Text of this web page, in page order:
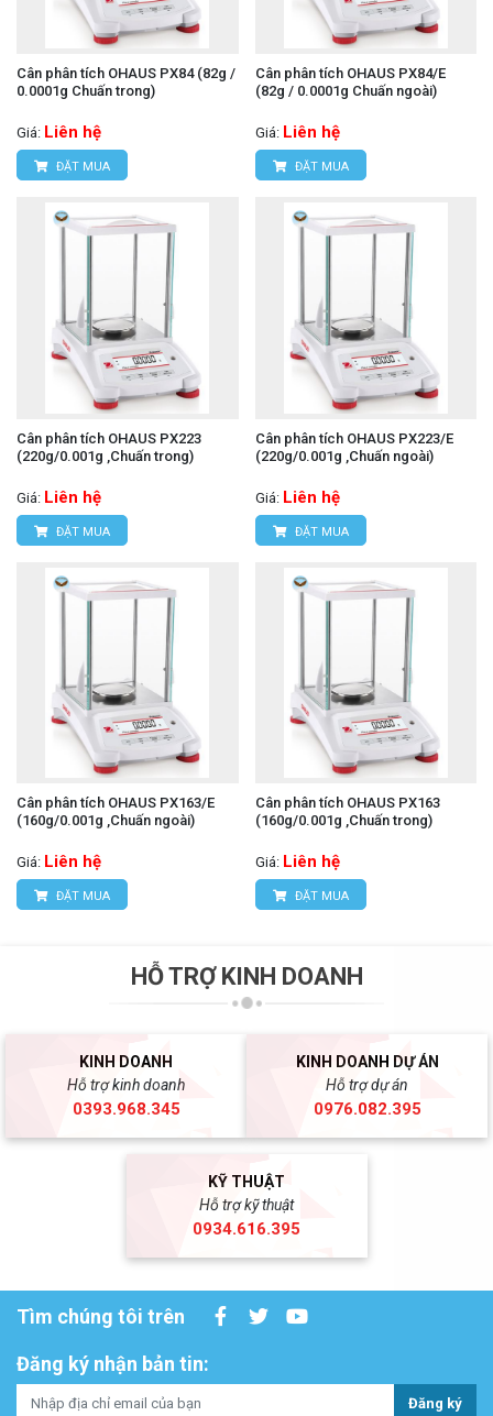
Cân phân tích OHAUS PX84 (82g /
0.0001g Chuấn trong)
Giá: Liên hệ
ĐẶT MUA
Cân phân tích OHAUS PX84/E
(82g / 0.0001g Chuấn ngoài)
Giá: Liên hệ
ĐẶT MUA
Cân phân tích OHAUS PX223
(220g/0.001g ,Chuấn trong)
Giá: Liên hệ
ĐẶT MUA
Cân phân tích OHAUS PX223/E
(220g/0.001g ,Chuấn ngoài)
Giá: Liên hệ
ĐẶT MUA
Cân phân tích OHAUS PX163/E
(160g/0.001g ,Chuấn ngoài)
Giá: Liên hệ
ĐẶT MUA
Cân phân tích OHAUS PX163
(160g/0.001g ,Chuấn trong)
Giá: Liên hệ
ĐẶT MUA
HỖ TRỢ KINH DOANH
KINH DOANH
Hỗ trợ kinh doanh
0393.968.345
KINH DOANH DỰ ÁN
Hỗ trợ dự án
0976.082.395
KỸ THUẬT
Hỗ trợ kỹ thuật
0934.616.395
Tìm chúng tôi trên
Đăng ký nhận bản tin:
Đăng ký